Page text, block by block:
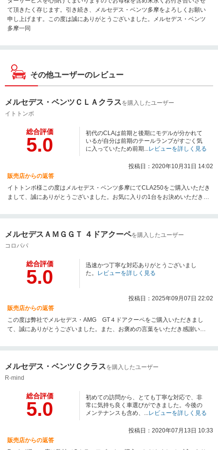
て頂きたく存じます。引き続き、メルセデス・ベンツ多摩をよろしくお願い
申し上げます。この度は誠にありがとうございました。メルセデス・ベンツ
多摩一同
その他ユーザーのレビュー
メルセデス・ベンツＣＬＡクラスを購入したユーザー
イトトンボ
総合評価
5.0
初代のCLAは前期と後期にモデルが分かれて
いるが自分は前期のテールランプがすごく気
に入っていたため前期... レビューを詳しく見る
投稿日：2020年10月31日 14:02
販売店からの返答
イトトンボ様この度はメルセデス・ベンツ多摩にてCLA250をご購入いただき
まして、誠にありがとうございました。お気に入りの1台をお決めいただき感
ートさせていただきますので今後ともメルセデス・ベンツ多摩をよろしくお
ンツ多摩サーティファイドカーセンター一同
メルセデスＡＭＧＧＴ ４ドアクーペを購入したユーザー
コロパパ
総合評価
5.0
迅速かつ丁寧な対応ありがとうございまし
た。 レビューを詳しく見る
投稿日：2025年09月07日 22:02
販売店からの返答
この度は弊社でメルセデス・AMG GT４ドアクーペをご購入いただきまし
て、誠にありがとうございました。また、お褒めの言葉をいただき感謝いた
一杯のフォローをさせて頂く所存でございます。今後とも、私どもメルセデ
ざいました。メルセデス・ベンツ多摩サーティファイドカーセンター長 彦
坂
メルセデス・ベンツＣクラスを購入したユーザー
R-mind
総合評価
5.0
初めての訪問から、とても丁寧な対応で、非
常に気持ち良く車選びができました。今後の
メンテナンスも含め、... レビューを詳しく見る
投稿日：2020年07月13日 10:33
販売店からの返答